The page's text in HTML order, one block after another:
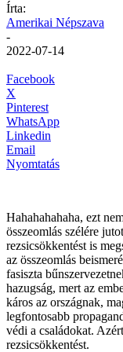
Írta:
Amerikai Népszava
-
2022-07-14
Facebook
X
Pinterest
WhatsApp
Linkedin
Email
Nyomtatás
Hahahahahaha, ezt
összeomlás szélére
rezsicsökkentést is
az összeomlás
fasiszta
hazugság, mert az
káros az országnak,
legfontosabb
védi a családokat.
rezsicsökkentést.